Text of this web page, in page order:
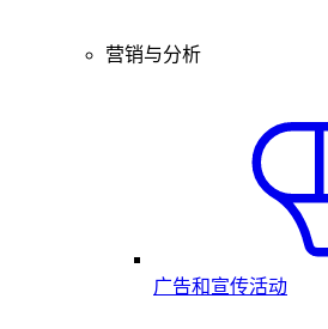
营销与分析
广告和宣传活动